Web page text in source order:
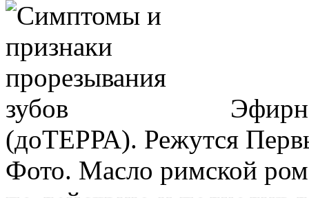
(доТЕРРА). Режутся
Фото. Масло римской